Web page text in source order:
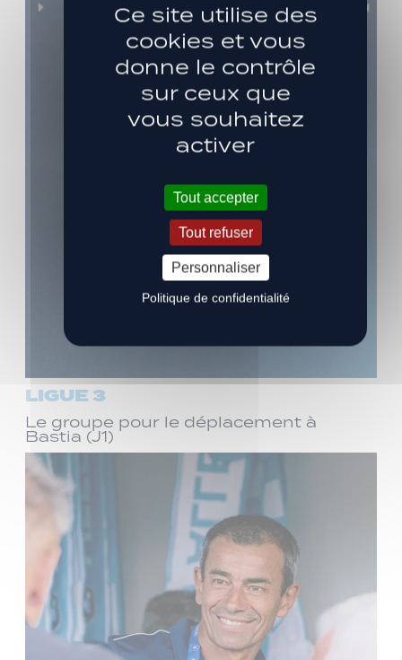
LIGUE 3
Le groupe pour le déplacement à
Bastia (J1)
Ce site utilise des
cookies et vous
donne le contrôle
sur ceux que
vous souhaitez
activer
Tout accepter
Tout refuser
Personnaliser
Politique de confidentialité